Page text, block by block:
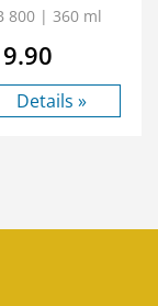
800 | 360 ml
Details »